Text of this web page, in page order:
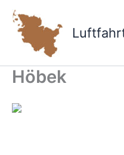
Inhalt
springen
Höbek